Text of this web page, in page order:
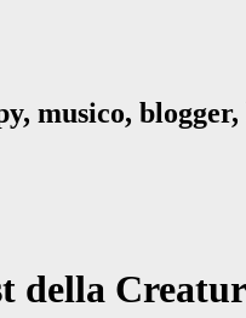
musico, blogger,
della